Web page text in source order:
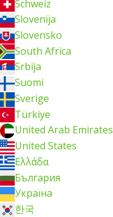
Schweiz
Slovenija
Slovensko
South Africa
Srbija
Suomi
Sverige
Türkiye
United Arab Emirates
United States
Ελλάδα
България
Україна
한국